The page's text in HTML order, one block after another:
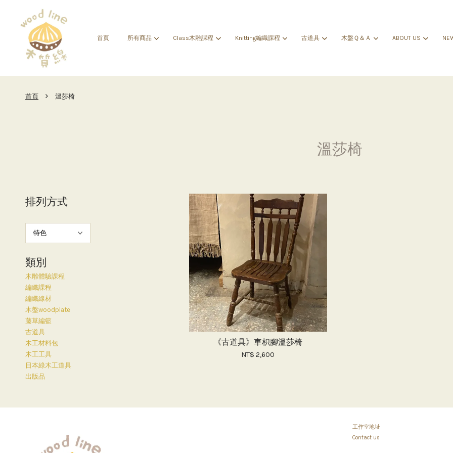
首頁 所有商品 Class木雕課程 Knitting編織課程 古道具 木盤Ｑ＆Ａ ABOUT US
首頁 › 溫莎椅
溫莎椅
排列方式
類別
木雕體驗課程
編織課程
編織線材
木盤woodplate
藤草編籃
古道具
木工材料包
木工工具
日本綠木工道具
出版品
《古道具》車枳腳溫莎椅
NT$ 2,600
工作室地址
Contact us